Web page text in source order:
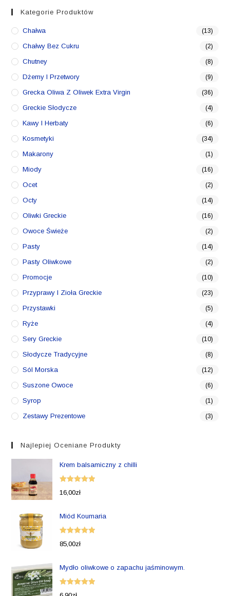
Kategorie Produktów
Chałwa (13)
Chałwy Bez Cukru (2)
Chutney (8)
Dżemy I Przetwory (9)
Grecka Oliwa Z Oliwek Extra Virgin (36)
Greckie Słodycze (4)
Kawy I Herbaty (6)
Kosmetyki (34)
Makarony (1)
Miody (16)
Ocet (2)
Octy (14)
Oliwki Greckie (16)
Owoce Świeże (2)
Pasty (14)
Pasty Oliwkowe (2)
Promocje (10)
Przyprawy I Zioła Greckie (23)
Przystawki (5)
Ryże (4)
Sery Greckie (10)
Słodycze Tradycyjne (8)
Sól Morska (12)
Suszone Owoce (6)
Syrop (1)
Zestawy Prezentowe (3)
Najlepiej Oceniane Produkty
Krem balsamiczny z chilli
Oceniono
16,00zł
Miód Koumaria
Oceniono
85,00zł
Mydło oliwkowe o zapachu jaśminowym.
Oceniono